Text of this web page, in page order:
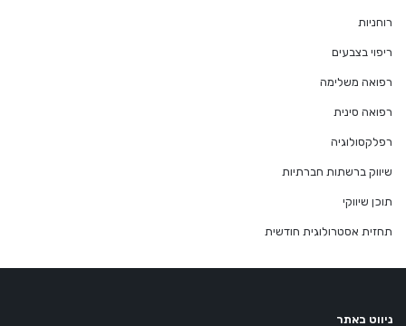
רוחניות
ריפוי בצבעים
רפואה משלימה
רפואה סינית
רפלקסולוגיה
שיווק ברשתות חברתיות
תוכן שיווקי
תחזית אסטרולוגית חודשית
ניווט באתר